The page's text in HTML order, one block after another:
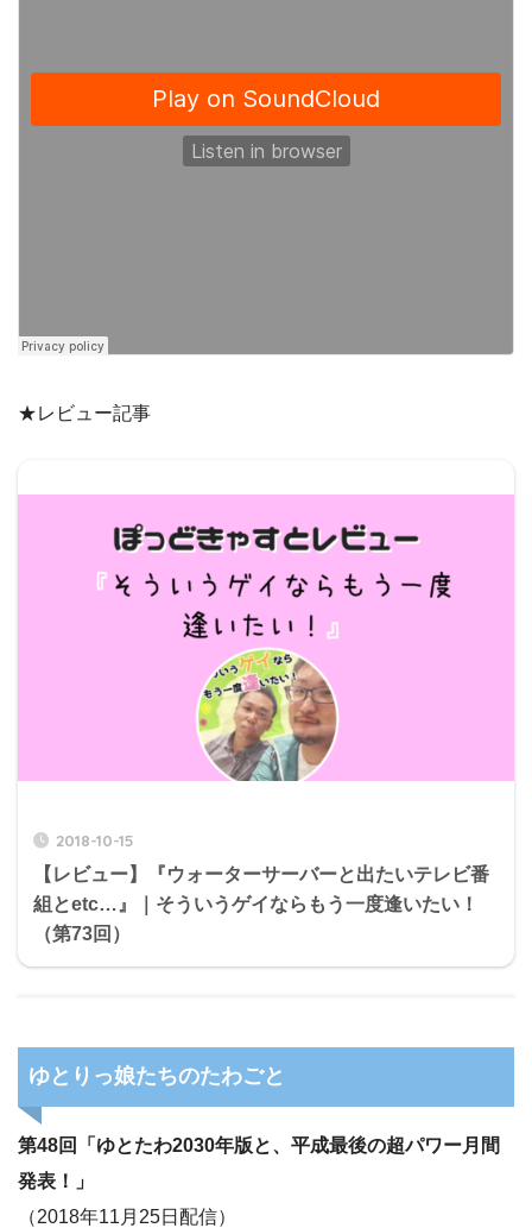
★レビュー記事
2018-10-15
【レビュー】『ウォーターサーバーと出たいテレビ番
組とetc…』｜そういうゲイならもう一度逢いたい！
（第73回）
ゆとりっ娘たちのたわごと
第48回「ゆとたわ2030年版と、平成最後の超パワー月間
発表！」
（2018年11月25日配信）